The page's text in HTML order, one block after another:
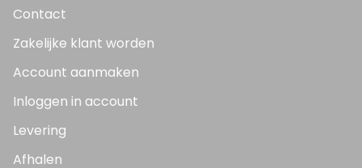
Contact
Zakelijke klant worden
Account aanmaken
Inloggen in account
Levering
Afhalen